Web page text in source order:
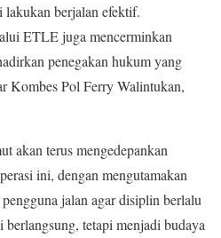
lakukan berjalan efektif.
ETLE juga mencerminkan
penegakan hukum yang
Kombes Pol Ferry Walintukan,
akan terus mengedepankan
ini, dengan mengutamakan
jalan agar disiplin berlalu
berlangsung, tetapi menjadi budaya